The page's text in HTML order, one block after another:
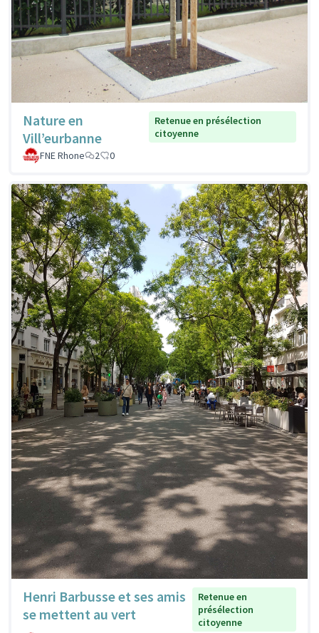
Nature en
Vill’eurbanne
Retenue en présélection
citoyenne
FNE Rhone
2 0
Henri Barbusse et ses amis
se mettent au vert
Retenue en
présélection
citoyenne